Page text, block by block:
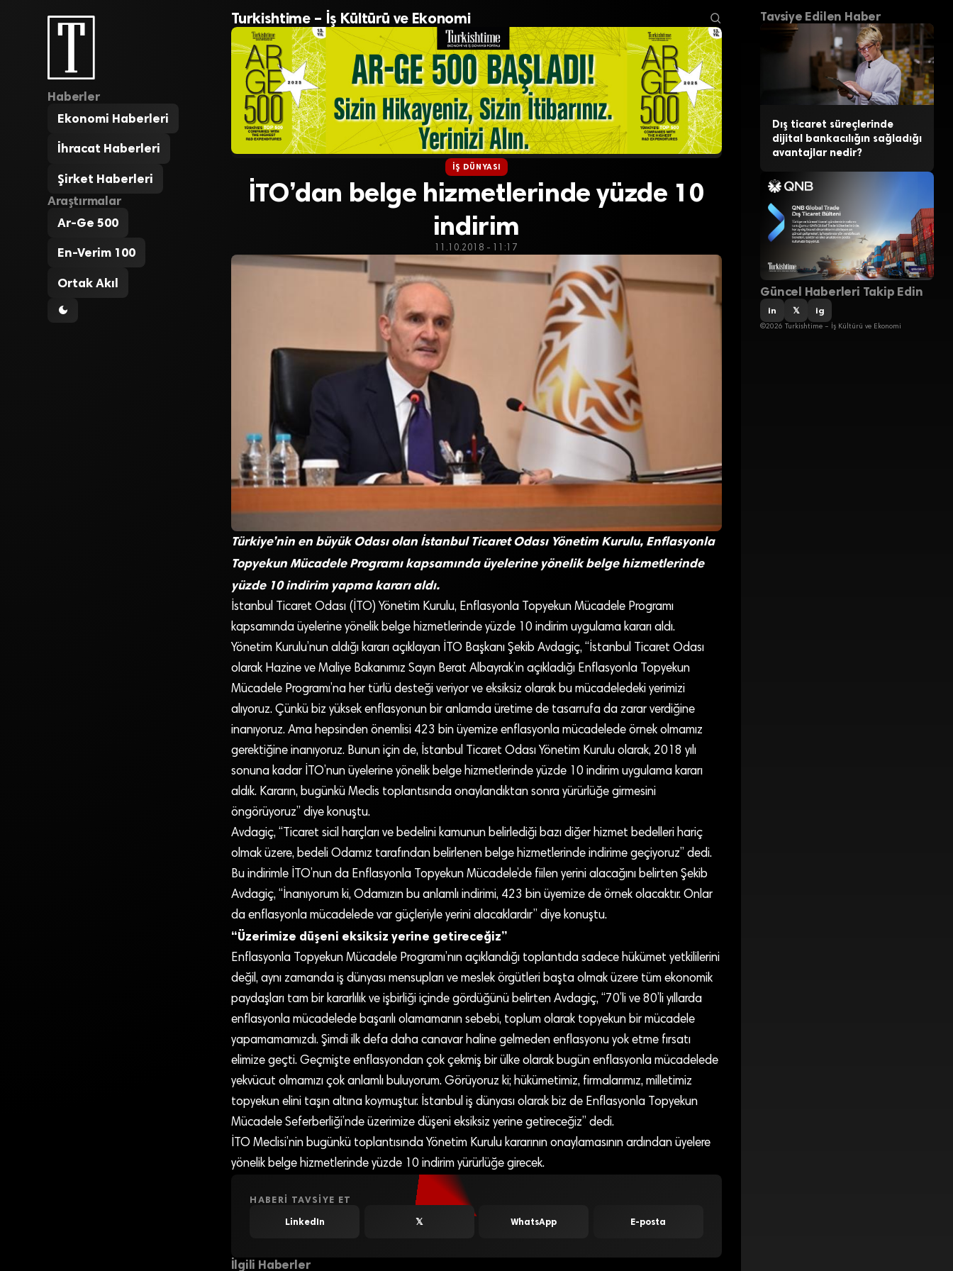
Haberler
Ekonomi Haberleri
İhracat Haberleri
Şirket Haberleri
Araştırmalar
Ar-Ge 500
En-Verim 100
Ortak Akıl
Turkishtime – İş Kültürü ve Ekonomi
İŞ DÜNYASI
İTO’dan belge hizmetlerinde yüzde 10
indirim
11.10.2018 - 11:17
Türkiye’nin en büyük Odası olan İstanbul Ticaret Odası Yönetim Kurulu, Enflasyonla
Topyekun Mücadele Programı kapsamında üyelerine yönelik belge hizmetlerinde
yüzde 10 indirim yapma kararı aldı.
İstanbul Ticaret Odası (İTO) Yönetim Kurulu, Enflasyonla Topyekun Mücadele Programı
kapsamında üyelerine yönelik belge hizmetlerinde yüzde 10 indirim uygulama kararı aldı.
Yönetim Kurulu’nun aldığı kararı açıklayan İTO Başkanı Şekib Avdagiç, “İstanbul Ticaret Odası
olarak Hazine ve Maliye Bakanımız Sayın Berat Albayrak’ın açıkladığı Enflasyonla Topyekun
Mücadele Programı’na her türlü desteği veriyor ve eksiksiz olarak bu mücadeledeki yerimizi
alıyoruz. Çünkü biz yüksek enflasyonun bir anlamda üretime de tasarrufa da zarar verdiğine
inanıyoruz. Ama hepsinden önemlisi 423 bin üyemize enflasyonla mücadelede örnek olmamız
gerektiğine inanıyoruz. Bunun için de, İstanbul Ticaret Odası Yönetim Kurulu olarak, 2018 yılı
sonuna kadar İTO’nun üyelerine yönelik belge hizmetlerinde yüzde 10 indirim uygulama kararı
aldık. Kararın, bugünkü Meclis toplantısında onaylandıktan sonra yürürlüğe girmesini
öngörüyoruz” diye konuştu.
Avdagiç, “Ticaret sicil harçları ve bedelini kamunun belirlediği bazı diğer hizmet bedelleri hariç
olmak üzere, bedeli Odamız tarafından belirlenen belge hizmetlerinde indirime geçiyoruz” dedi.
Bu indirimle İTO’nun da Enflasyonla Topyekun Mücadele’de fiilen yerini alacağını belirten Şekib
Avdagiç, “İnanıyorum ki, Odamızın bu anlamlı indirimi, 423 bin üyemize de örnek olacaktır. Onlar
da enflasyonla mücadelede var güçleriyle yerini alacaklardır” diye konuştu.
“Üzerimize düşeni eksiksiz yerine getireceğiz”
Enflasyonla Topyekun Mücadele Programı’nın açıklandığı toplantıda sadece hükümet yetkililerini
değil, aynı zamanda iş dünyası mensupları ve meslek örgütleri başta olmak üzere tüm ekonomik
paydaşları tam bir kararlılık ve işbirliği içinde gördüğünü belirten Avdagiç, “70’li ve 80’li yıllarda
enflasyonla mücadelede başarılı olamamanın sebebi, toplum olarak topyekun bir mücadele
yapamamamızdı. Şimdi ilk defa daha canavar haline gelmeden enflasyonu yok etme fırsatı
elimize geçti. Geçmişte enflasyondan çok çekmiş bir ülke olarak bugün enflasyonla mücadelede
yekvücut olmamızı çok anlamlı buluyorum. Görüyoruz ki; hükümetimiz, firmalarımız, milletimiz
topyekun elini taşın altına koymuştur. İstanbul iş dünyası olarak biz de Enflasyonla Topyekun
Mücadele Seferberliği’nde üzerimize düşeni eksiksiz yerine getireceğiz” dedi.
İTO Meclisi’nin bugünkü toplantısında Yönetim Kurulu kararının onaylamasının ardından üyelere
yönelik belge hizmetlerinde yüzde 10 indirim yürürlüğe girecek.
HABERI TAVSIYE ET
LinkedIn 𝕏 WhatsApp E-posta
İlgili Haberler
Tavsiye Edilen Haber
Dış ticaret süreçlerinde
dijital bankacılığın sağladığı
avantajlar nedir?
Güncel Haberleri Takip Edin
in 𝕏 ig
©2026 Turkishtime – İş Kültürü ve Ekonomi